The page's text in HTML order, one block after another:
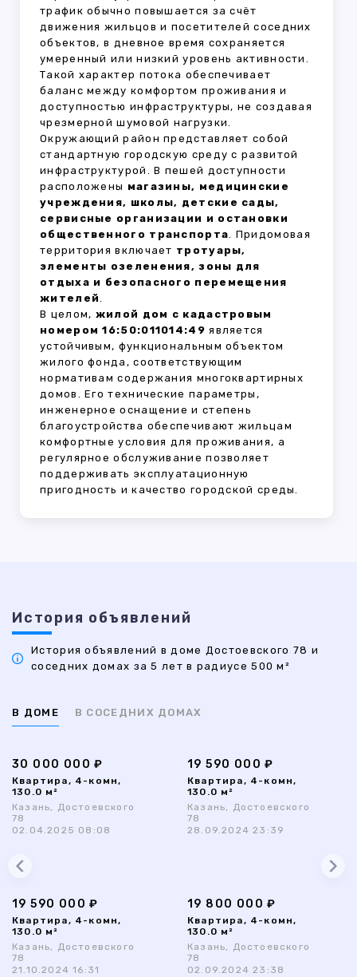
трафик обычно повышается за счёт
движения жильцов и посетителей соседних
объектов, в дневное время сохраняется
умеренный или низкий уровень активности.
Такой характер потока обеспечивает
баланс между комфортом проживания и
доступностью инфраструктуры, не создавая
чрезмерной шумовой нагрузки.
Окружающий район представляет собой
стандартную городскую среду с развитой
инфраструктурой. В пешей доступности
расположены магазины, медицинские
учреждения, школы, детские сады,
сервисные организации и остановки
общественного транспорта. Придомовая
территория включает тротуары,
элементы озеленения, зоны для
отдыха и безопасного перемещения
жителей.
В целом, жилой дом с кадастровым
номером 16:50:011014:49 является
устойчивым, функциональным объектом
жилого фонда, соответствующим
нормативам содержания многоквартирных
домов. Его технические параметры,
инженерное оснащение и степень
благоустройства обеспечивают жильцам
комфортные условия для проживания, а
регулярное обслуживание позволяет
поддерживать эксплуатационную
пригодность и качество городской среды.
История объявлений
История объявлений в доме Достоевского 78 и
соседних домах за 5 лет в радиусе 500 м²
В ДОМЕ В СОСЕДНИХ ДОМАХ
30 000 000 ₽
Квартира, 4-комн,
130.0 м²
Казань, Достоевского
78
02.04.2025 08:08
19 590 000 ₽
Квартира, 4-комн,
130.0 м²
Казань, Достоевского
78
28.09.2024 23:39
19 590 000 ₽
Квартира, 4-комн,
130.0 м²
Казань, Достоевского
78
21.10.2024 16:31
19 800 000 ₽
Квартира, 4-комн,
130.0 м²
Казань, Достоевского
78
02.09.2024 23:38